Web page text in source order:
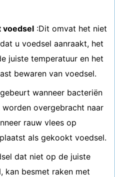
voedsel :Dit omvat het niet
u voedsel aanraakt, het
juiste temperatuur en het
bewaren van voedsel.
wanneer bacteriën
overgebracht naar
rauw vlees op
als gekookt voedsel.
dat niet op de juiste
kan besmet raken met